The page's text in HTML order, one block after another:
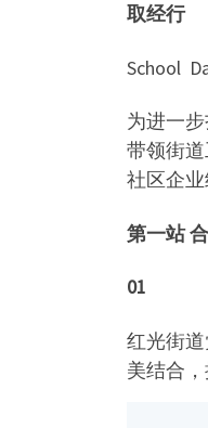
取经行
School
为进一
带领街
社区企业
第一站
01
红光街
美结合